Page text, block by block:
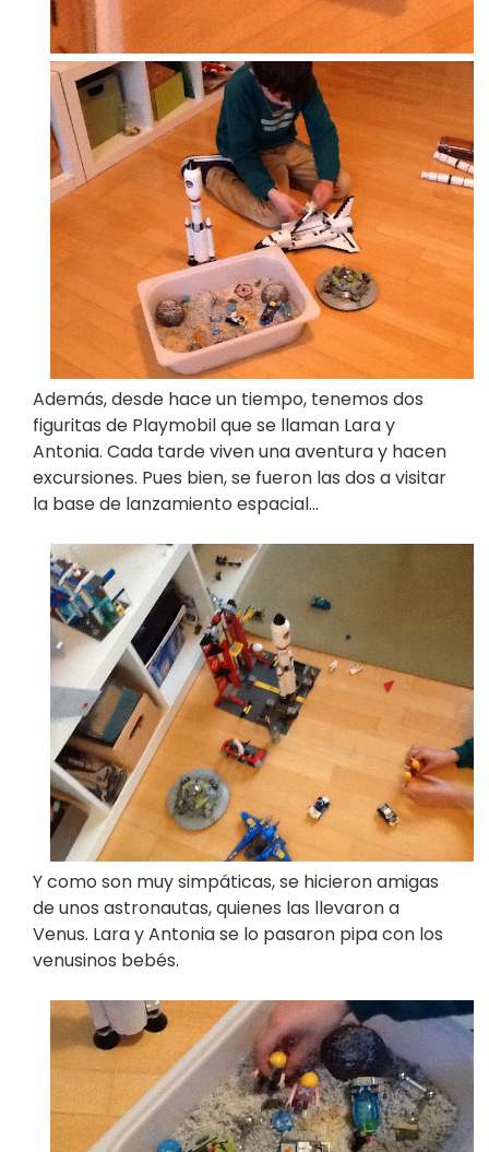
Además, desde hace un tiempo, tenemos dos
figuritas de Playmobil que se llaman Lara y
Antonia. Cada tarde viven una aventura y hacen
excursiones. Pues bien, se fueron las dos a visitar
la base de lanzamiento espacial…
Y como son muy simpáticas, se hicieron amigas
de unos astronautas, quienes las llevaron a
Venus. Lara y Antonia se lo pasaron pipa con los
venusinos bebés.